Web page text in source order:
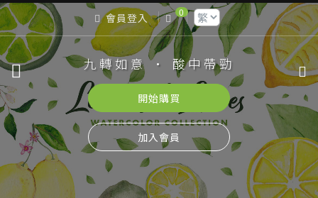
會員登入 0
九轉如意 · 酸中帶勁
開始購買
加入會員